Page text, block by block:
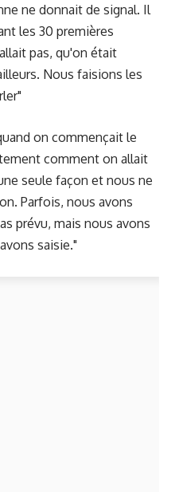
ne donnait de signal. Il
les 30 premières
pas, qu'on était
Nous faisions les
on commençait le
comment on allait
seule façon et nous ne
Parfois, nous avons
prévu, mais nous avons
saisie."